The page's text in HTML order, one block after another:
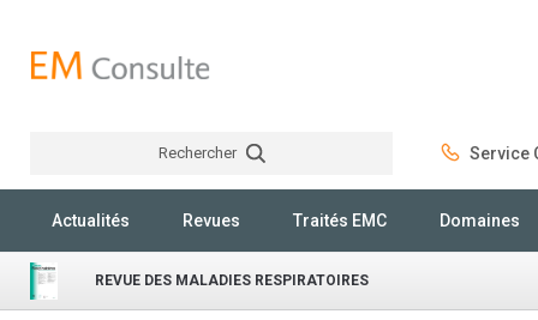
Rechercher Service
Actualités Revues Traités EMC Domaines
REVUE DES MALADIES RESPIRATOIRES